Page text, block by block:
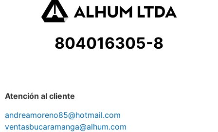
804016305-8
Atención al cliente
andreamoreno85@hotmail.com
ventasbucaramanga@alhum.com